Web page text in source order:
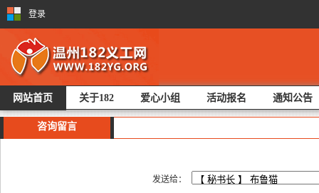
登录
网站首页 关于182 爱心小组 活动报名 通知公告
咨询留言
发送给：